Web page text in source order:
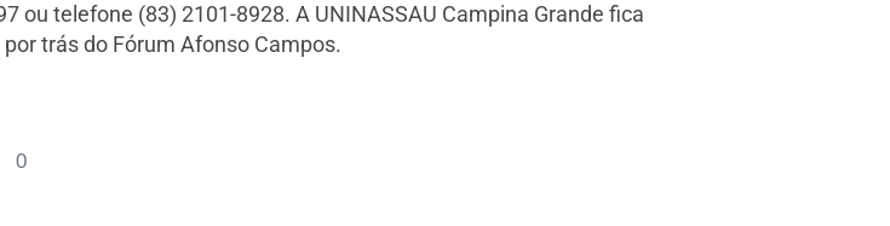
ou telefone (83) 2101-8928. A UNINASSAU Campina Grande fica
trás do Fórum Afonso Campos.
0